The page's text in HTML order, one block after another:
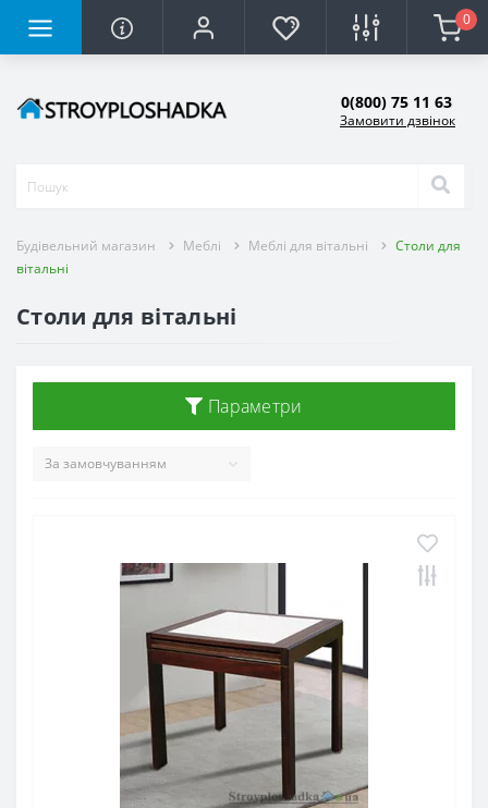
0
0(800) 75 11 63
Замовити дзвінок
Будівельний магазин Меблі Меблі для вітальні
Столи для
вітальні
Столи для вітальні
Параметри